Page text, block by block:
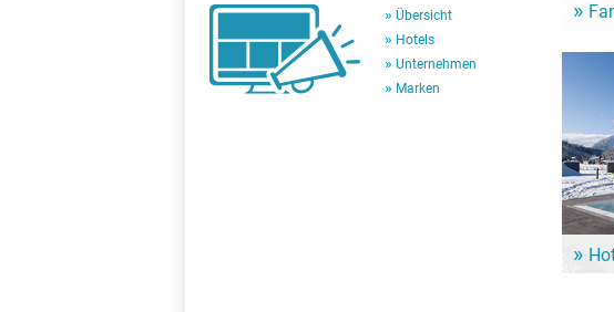
Übersicht
Hotels
Unternehmen
Marken
zum